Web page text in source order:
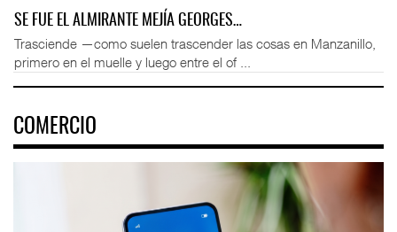
SE FUE EL ALMIRANTE MEJÍA GEORGES…
Trasciende —como suelen trascender las cosas en Manzanillo,
primero en el muelle y luego entre el of ...
COMERCIO